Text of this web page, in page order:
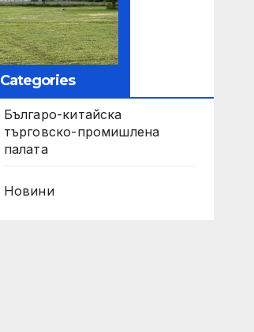
Categories
Българо-китайска
търговско-промишлена
палата
Новини